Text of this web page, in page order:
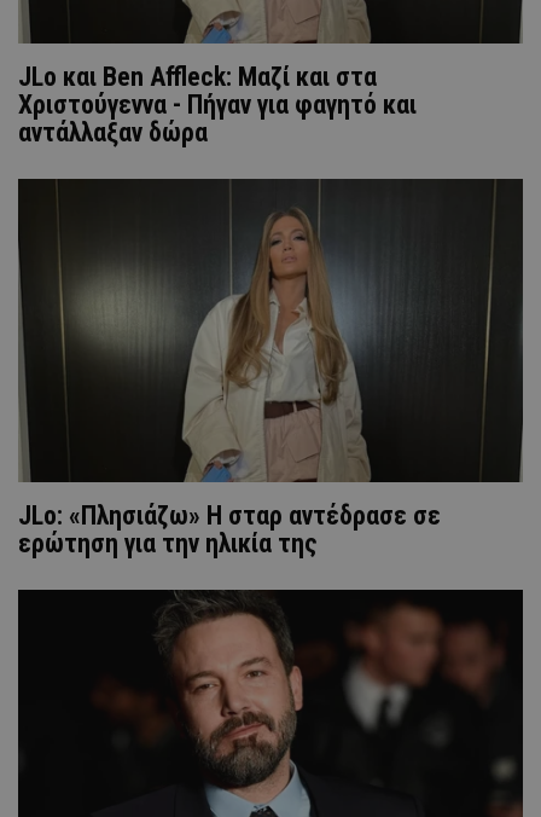
JLo και Ben Affleck: Μαζί και στα
Χριστούγεννα - Πήγαν για φαγητό και
αντάλλαξαν δώρα
JLo: «Πλησιάζω» Η σταρ αντέδρασε σε
ερώτηση για την ηλικία της